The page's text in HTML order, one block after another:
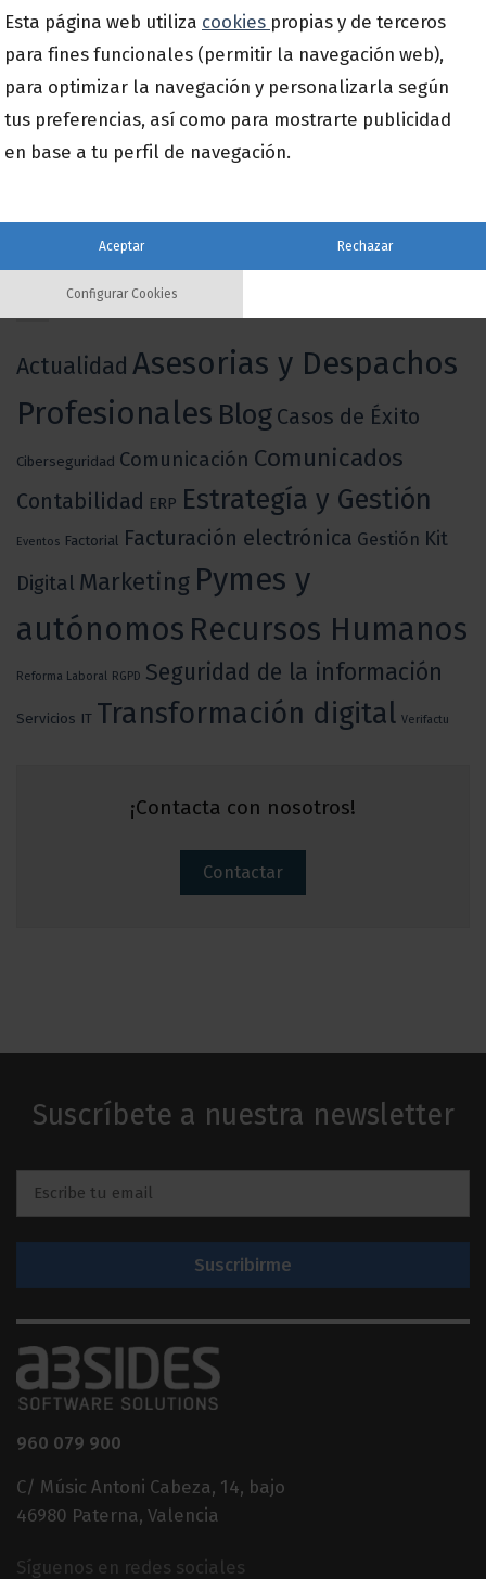
innovación basada en datos
SÍGUENOS EN LAS REDES SOCIALES
En a3SIDES hablamos sobre…
Actualidad Asesorias y Despachos
Profesionales Blog Casos de Éxito
Ciberseguridad Comunicación Comunicados
Contabilidad ERP Estrategía y Gestión
Eventos Factorial Facturación electrónica Gestión Kit
Digital Marketing Pymes y
autónomos Recursos Humanos
Reforma Laboral RGPD Seguridad de la información
Servicios IT Transformación digital Verifactu
¡Contacta con nosotros!
Contactar
Suscríbete a nuestra newsletter
Email
960 079 900
C/ Músic Antoni Cabeza, 14, bajo
46980 Paterna, Valencia
Síguenos en redes sociales
Esta página web utiliza cookies propias y de terceros
para fines funcionales (permitir la navegación web),
para optimizar la navegación y personalizarla según
tus preferencias, así como para mostrarte publicidad
en base a tu perfil de navegación.
Aceptar Rechazar
Configurar Cookies